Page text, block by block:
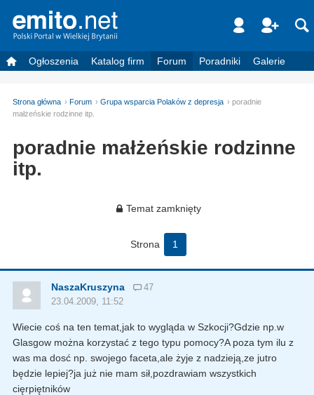
Ogłoszenia Katalog firm Forum Poradniki Galerie
Strona główna Forum Grupa wsparcia Polaków z depresja
poradnie
małżeńskie rodzinne itp.
poradnie małżeńskie rodzinne
itp.
Temat zamknięty
Strona 1
NaszaKruszyna
47
23.04.2009, 11:52
Wiecie coś na ten temat,jak to wygląda w Szkocji?Gdzie np.w
Glasgow można korzystać z tego typu pomocy?A poza tym ilu z
was ma dosć np. swojego faceta,ale żyje z nadzieją,ze jutro
będzie lepiej?ja już nie mam sił,pozdrawiam wszystkich
cięrpiętników